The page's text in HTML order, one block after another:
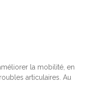
la mobilité, en
articulaires. Au